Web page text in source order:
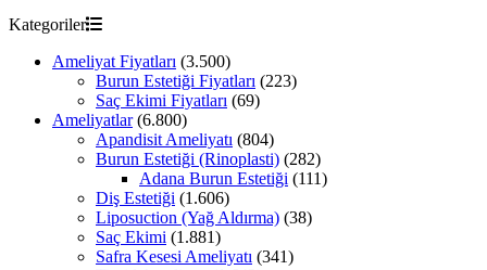
Kategoriler
Ameliyat Fiyatları (3.500)
Burun Estetiği Fiyatları (223)
Saç Ekimi Fiyatları (69)
Ameliyatlar(6.800)
Apandisit Ameliyatı (804)
Burun Estetiği (Rinoplasti) (282)
Adana Burun Estetiği (111)
Diş Estetiği (1.606)
Liposuction (Yağ Aldırma) (38)
Saç Ekimi (1.881)
Safra Kesesi Ameliyatı (341)